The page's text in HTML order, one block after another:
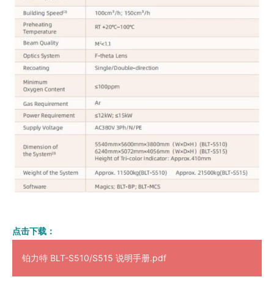
点击下载：
铂力特 BLT-S510/S515 说明手册.pdf